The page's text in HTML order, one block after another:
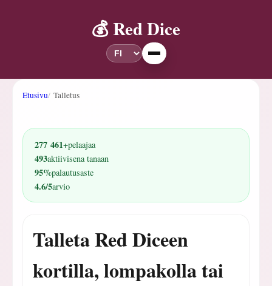
💰 Red Dice
Etusivu Talletus
277 461+pelaajaa
493aktiivisena tanaan
95%palautusaste
4.6/5arvio
Talleta Red Diceen
kortilla, lompakolla tai